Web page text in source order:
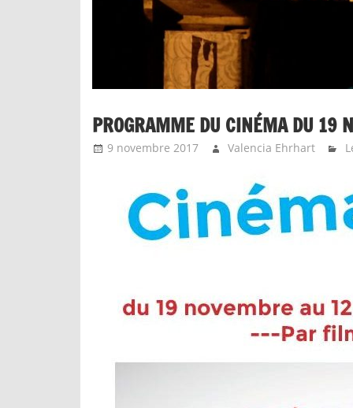
PROGRAMME DU CINÉMA DU 19
9 novembre 2017 Valencia Ehrhart